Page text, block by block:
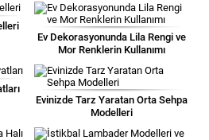
Ev Dekorasyonunda Lila Rengi ve
Mor Renklerin Kullanımı
Evinizde Tarz Yaratan Orta Sehpa
Modelleri